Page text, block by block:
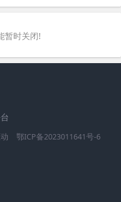
暂时关闭!
鄂ICP备2023011641号-6